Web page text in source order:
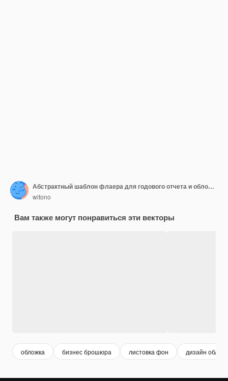
Абстрактный шаблон флаера для годового отчета и обложки книги
witono
Вам также могут понравиться эти векторы
обложка бизнес брошюра листовка фон дизайн